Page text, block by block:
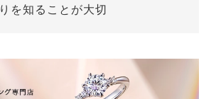
を知ることが大切
ロポーズイベント
袋